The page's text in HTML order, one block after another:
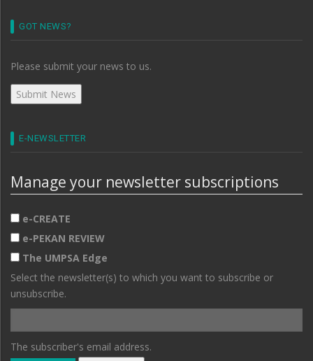
GOT NEWS?
Please submit your news to us.
E-NEWSLETTER
Manage your newsletter subscriptions
e-CREATE
e-PEKAN REVIEW
The UMPSA Edge
Select the newsletter(s) to which you want to subscribe or
unsubscribe.
The subscriber's email address.